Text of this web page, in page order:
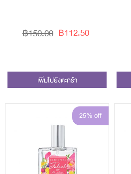
฿112.50
฿150.00
เพิ่มไปยังตะกร้า
25% off